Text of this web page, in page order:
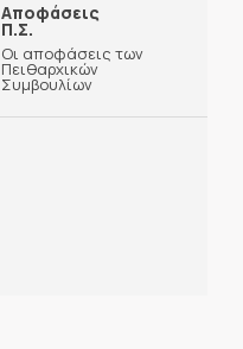
Αποφάσεις
Π.Σ.
Οι αποφάσεις των
Πειθαρχικών
Συμβουλίων